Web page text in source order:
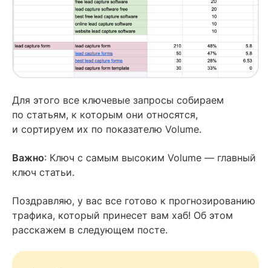
Для этого все ключевые запросы собираем
по статьям, к которым они относятся,
и сортируем их по показателю Volume.
Важно: Ключ с самым высоким Volume — главный
ключ статьи.
Поздравляю, у вас все готово к прогнозированию
трафика, который принесет вам хаб! Об этом
расскажем в следующем посте.